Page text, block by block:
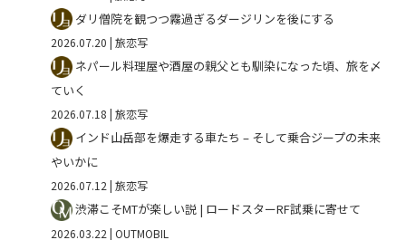
ダリ僧院を観つつ霧過ぎるダージリンを後にする
2026.07.20 | 旅恋写
ネパール料理屋や酒屋の親父とも馴染になった頃、旅を〆
ていく
2026.07.18 | 旅恋写
インド山岳部を爆走する車たち – そして乗合ジープの未来
やいかに
2026.07.12 | 旅恋写
渋滞こそMTが楽しい説 | ロードスターRF試乗に寄せて
2026.03.22 | OUTMOBIL